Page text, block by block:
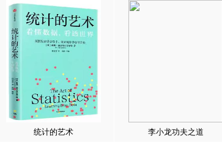
统计的艺术 李小龙功夫之道